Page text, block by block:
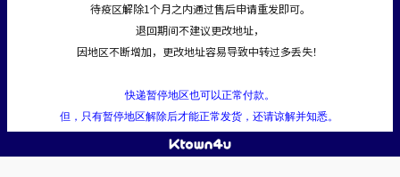
待疫区解除1个月之内通过售后申请重发即可。
退回期间不建议更改地址，
因地区不断增加，更改地址容易导致中转过多丢失！
快递暂停地区也可以正常付款。
但，只有暂停地区解除后才能正常发货，还请谅解并知悉。